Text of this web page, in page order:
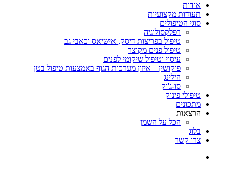
אודות
תעודות מקצועיות
סוגי הטיפולים
רפלקסולוגיה
טיפול בפריצות דיסק, אישיאס וכאבי גב
טיפול פנים מקוצר
עיסוי וטיפול שיקומי לפנים
פוקושין – איזון מערכות הגוף באמצעות טיפול בטן
הילינג
סו-ג'וק
טיפולי פינוק
מתכונים
הרצאות
הכל על השמן
בלוג
צרו קשר